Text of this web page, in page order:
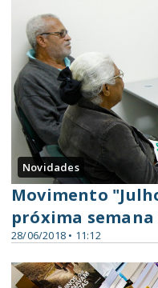
Novidades
28/06/2018 • 11:12
Movimento
próxima semana